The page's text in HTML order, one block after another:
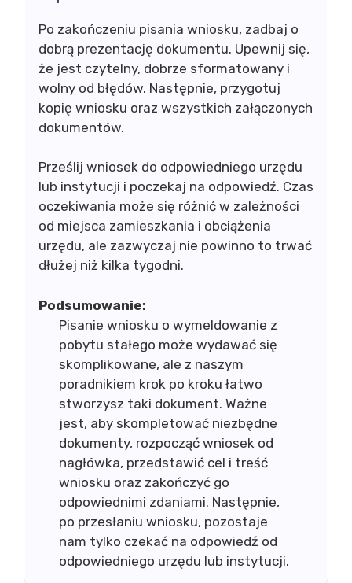
Po zakończeniu pisania wniosku, zadbaj o
dobrą prezentację dokumentu. Upewnij się,
że jest czytelny, dobrze sformatowany i
wolny od błędów. Następnie, przygotuj
kopię wniosku oraz wszystkich załączonych
dokumentów.
Prześlij wniosek do odpowiedniego urzędu
lub instytucji i poczekaj na odpowiedź. Czas
oczekiwania może się różnić w zależności
od miejsca zamieszkania i obciążenia
urzędu, ale zazwyczaj nie powinno to trwać
dłużej niż kilka tygodni.
Podsumowanie:
Pisanie wniosku o wymeldowanie z
pobytu stałego może wydawać się
skomplikowane, ale z naszym
poradnikiem krok po kroku łatwo
stworzysz taki dokument. Ważne
jest, aby skompletować niezbędne
dokumenty, rozpocząć wniosek od
nagłówka, przedstawić cel i treść
wniosku oraz zakończyć go
odpowiednimi zdaniami. Następnie,
po przesłaniu wniosku, pozostaje
nam tylko czekać na odpowiedź od
odpowiedniego urzędu lub instytucji.